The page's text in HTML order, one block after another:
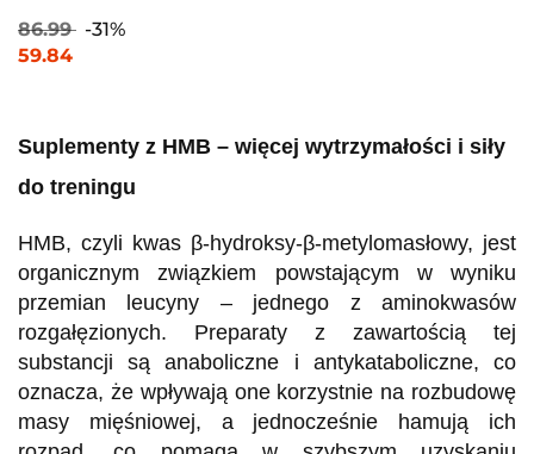
86.99
-31%
59.84
Suplementy z HMB – więcej wytrzymałości i siły
do treningu
HMB, czyli kwas β-hydroksy-β-metylomasłowy, jest
organicznym związkiem powstającym w wyniku
przemian leucyny – jednego z aminokwasów
rozgałęzionych. Preparaty z zawartością tej
substancji są anaboliczne i antykataboliczne, co
oznacza, że wpływają one korzystnie na rozbudowę
masy mięśniowej, a jednocześnie hamują ich